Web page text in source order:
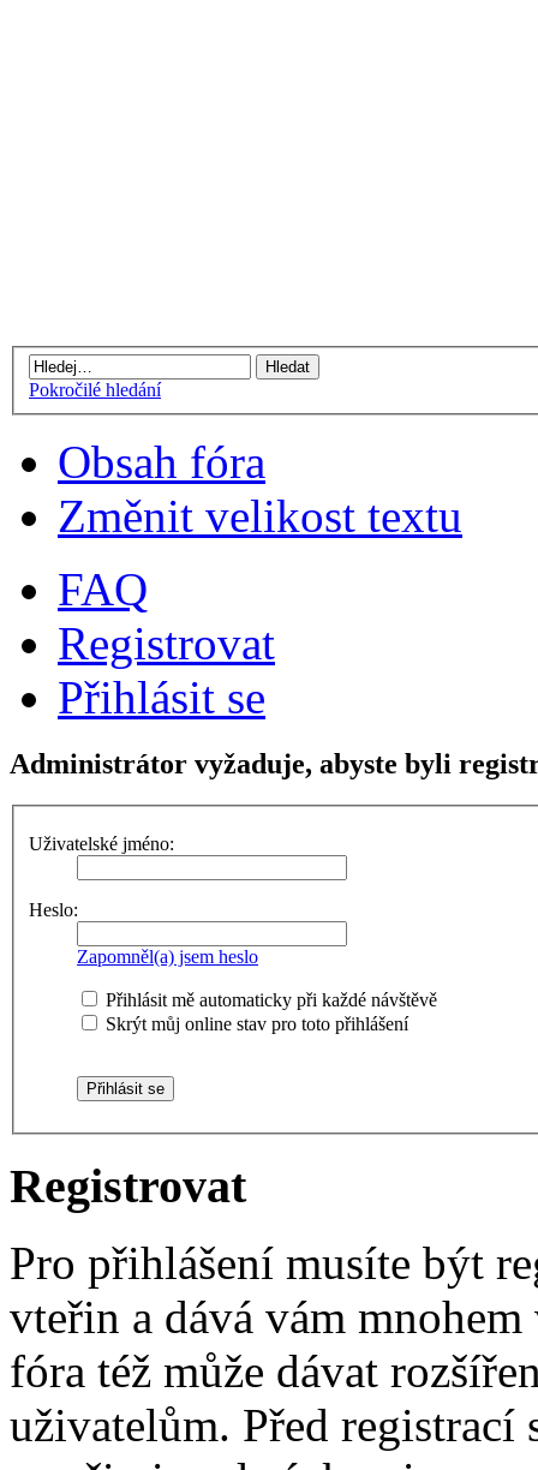
Pokročilé hledání
Obsah fóra
Změnit velikost textu
FAQ
Registrovat
Přihlásit se
Administrátor vyžaduje, abyste byli
Uživatelské jméno:
Heslo:
Zapomněl(a) jsem heslo
Přihlásit mě automaticky při každé návštěvě
Skrýt můj online stav pro toto přihlášení
Registrovat
Pro přihlášení musíte být
vteřin a dává vám
fóra též může dávat
uživatelům. Před registrací